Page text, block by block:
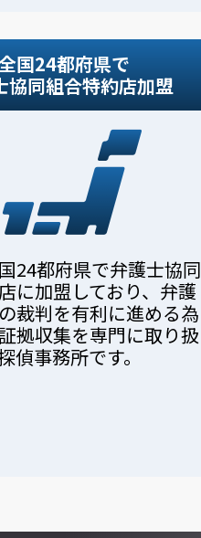
国24都府県で
協同組合特約店加盟
24都府県で弁護士協同
に加盟しており、弁護
裁判を有利に進める為
拠収集を専門に取り扱
偵事務所です。